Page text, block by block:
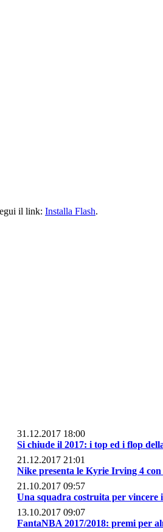
il link: Installa Flash.
31.12.2017 18:00
Si chiude il 2017: i top ed i flop
21.12.2017 21:01
Nike presenta le Kyrie Irving 4
21.10.2017 09:57
Una squadra costruita per
13.10.2017 09:07
FantaNBA 2017/2018: premi per